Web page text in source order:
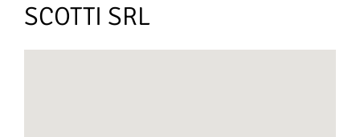
SCOTTI SRL